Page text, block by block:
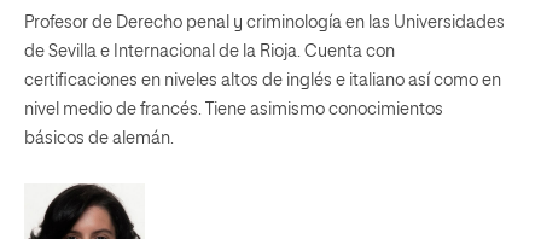
Profesor de Derecho penal y criminología en las Universidades
de Sevilla e Internacional de la Rioja. Cuenta con
certificaciones en niveles altos de inglés e italiano así como en
nivel medio de francés. Tiene asimismo conocimientos
básicos de alemán.